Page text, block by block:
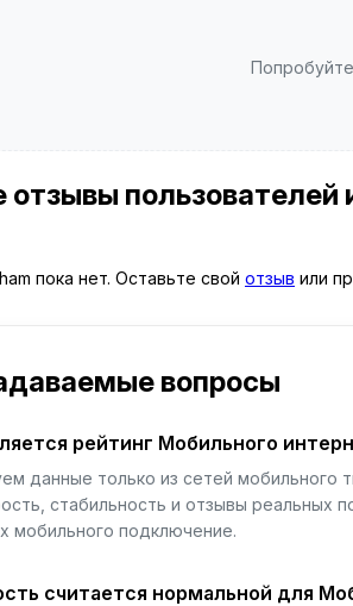
отзывы пользователей
пока нет. Оставьте свой отзыв или
вопросы
рейтинг Мобильного
данные только из сетей мобильного
стабильность и отзывы реальных
мобильного подключение.
считается нормальной для